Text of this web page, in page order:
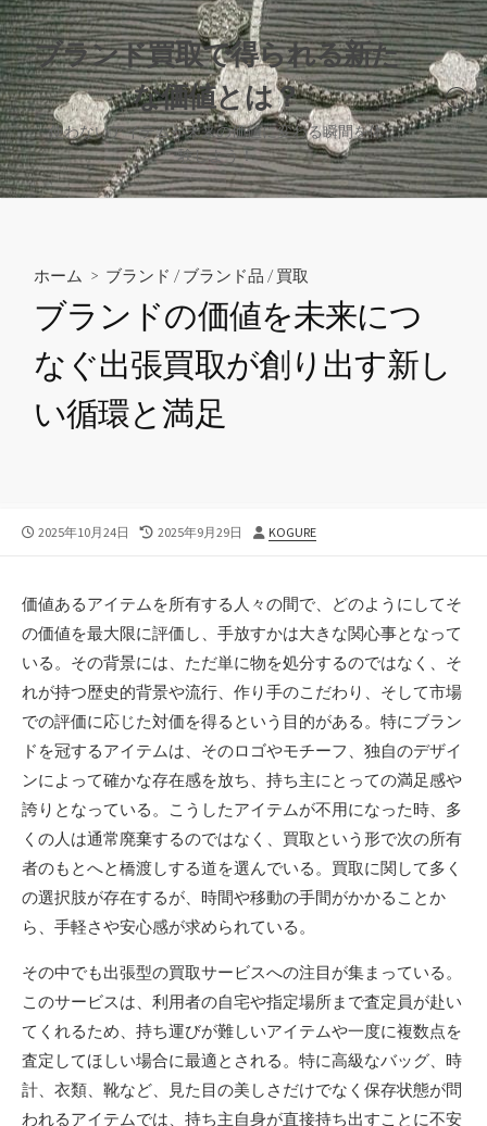
コ
ン
テ
ン
ツ
へ
ス
キ
ブランド買取で得られる新た
な価値とは？
使わないアイテムが未来の価値に変わる瞬間を体
験しよう！
検
索
切
り
替
ホーム > ブランド /ブランド品 /買取
ブランドの価値を未来につ
なぐ出張買取が創り出す新し
い循環と満足
公
2025年10月24日
最
日
2025年9月29日
投
KOGURE
価値あるアイテムを所有する人々の間で、どのようにしてそ
の価値を最大限に評価し、手放すかは大きな関心事となって
いる。 その背景には、ただ単に物を処分するのではなく、そ
れが持つ歴史的背景や流行、作り手のこだわり、そして市場
での評価に応じた対価を得るという目的がある。特にブラン
ドを冠するアイテムは、そのロゴやモチーフ、独自のデザイ
ンによって確かな存在感を放ち、持ち主にとっての満足感や
誇りとなっている。こうしたアイテムが不用になった時、多
くの人は通常廃棄するのではなく、買取という形で次の所有
者のもとへと橋渡しする道を選んでいる。買取に関して多く
の選択肢が存在するが、時間や移動の手間がかかることか
ら、手軽さや安心感が求められている。
その中でも出張型の買取サービスへの注目が集まっている。
このサービスは、利用者の自宅や指定場所まで査定員が赴い
てくれるため、持ち運びが難しいアイテムや一度に複数点を
査定してほしい場合に最適とされる。特に高級なバッグ、時
計、衣類、靴など、見た目の美しさだけでなく保存状態が問
われるアイテムでは、持ち主自身が直接持ち出すことに不安